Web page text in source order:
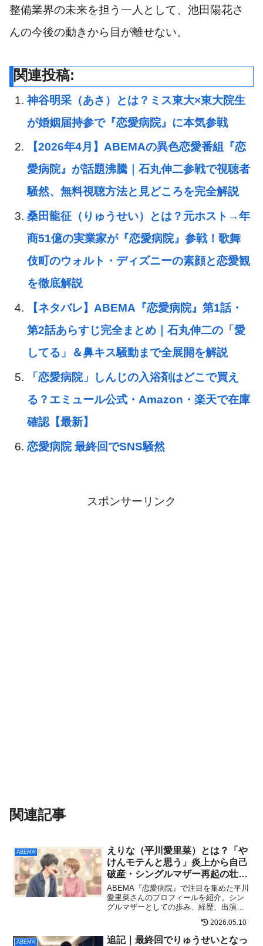
整備業界の未来を担う一人として、池田陽花さ
んの今後の動きから目が離せない。
関連投稿:
神谷明采（あさ）とは？ミス東大×東大院生
が婚姻届持参で『恋愛病院』に本気参戦
【2026年4月】ABEMAの異色恋愛番組『恋
愛病院』が話題沸騰｜石丸伸二参戦で視聴者
騒然、無料視聴方法と見どころを完全解説
桑田龍征（りゅうせい）とは？元ホスト→年
商51億の実業家が『恋愛病院』参戦！歌舞
伎町のウォルト・ディズニーの素顔と恋愛観
を徹底解説
【ネタバレ】ABEMA『恋愛病院』第1話・
第2話あらすじ完全まとめ｜石丸伸二の「愛
してる」＆鼻キス騒動まで全展開を解説
「恋愛病院」しんじの入浴剤はどこで買え
る？エミュール公式・Amazon・楽天で在庫
確認【最新】
恋愛病院 最終回でSNS騒然
スポンサーリンク
関連記事
ABEMA
えりな（平川愛里菜）とは？「や
けんモテんと思う」炎上から自己
破産・シングルマザー再起の壮絶
な人生
ABEMA『恋愛病院』で注目を集めた平川
愛里菜さんのプロフィールを紹介。シン
グルマザーとしての歩み、経歴、出演番
組、SNSで話題になった理由、今後の活
動までわかりやすく整理します。2026.05.10
ABEMA
追記｜最終回でりゅうせいとなっ